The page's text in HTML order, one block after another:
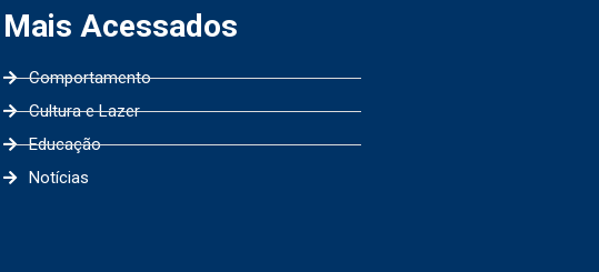
Mais Acessados
Comportamento
Cultura e Lazer
Educação
Notícias